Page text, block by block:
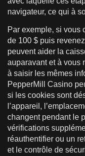
navigateur, ce qui à
Par exemple, si vous
de 100 $ puis
peuvent aider la
auparavant et à vous
à saisir les mêmes
PepperMill Casino
si les cookies sont
l’appareil,
changent pendant le
vérifications
réauthentifier ou un
et le contrôle de